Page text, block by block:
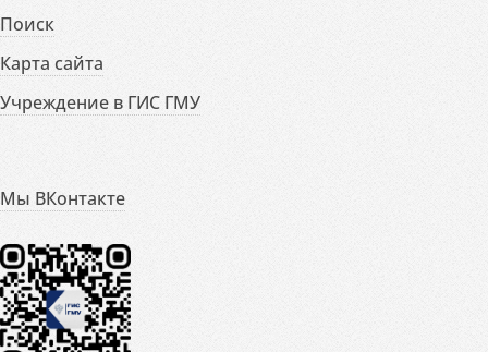
Поиск
Карта сайта
Учреждение в ГИС ГМУ
Мы ВКонтакте